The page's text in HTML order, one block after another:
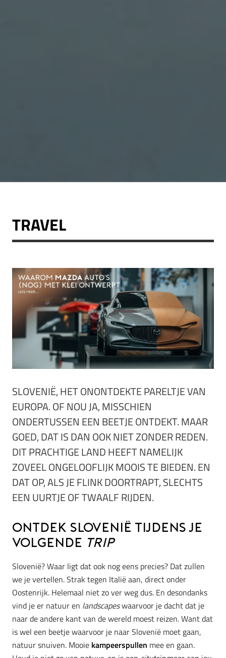
TRAVEL
SLOVENIË, HET ONONTDEKTE PARELTJE VAN
EUROPA. OF NOU JA, MISSCHIEN
ONDERTUSSEN EEN BEETJE ONTDEKT. MAAR
GOED, DAT IS DAN OOK NIET ZONDER REDEN.
DIT PRACHTIGE LAND HEEFT NAMELIJK
ZOVEEL ONGELOOFLIJK MOOIS TE BIEDEN. EN
DAT OP, ALS JE FLINK DOORTRAPT, SLECHTS
EEN UURTJE OF TWAALF RIJDEN.
Ontdek SloveniË tijdens je
volgende trip
Slovenië? Waar ligt dat ook nog eens precies? Dat zullen
we je vertellen. Strak tegen Italië aan, direct onder
Oostenrijk. Helemaal niet zo ver weg dus. En desondanks
vind je er natuur en landscapeswaarvoor je dacht dat je
naar de andere kant van de wereld moest reizen. Want dat
is wel een beetje waarvoor je naar Slovenië moet gaan,
natuur snuiven. Mooie kampeerspullen mee en gaan.